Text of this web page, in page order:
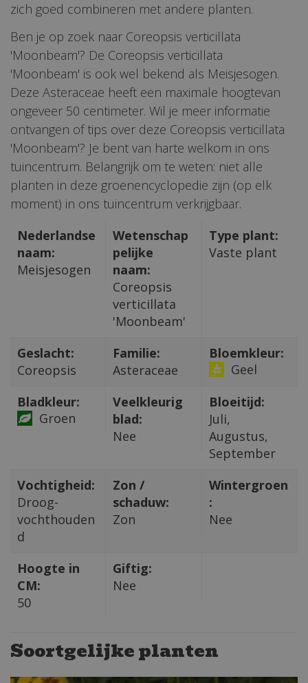
zich goed combineren met andere planten.
Ben je op zoek naar Coreopsis verticillata
'Moonbeam'? De Coreopsis verticillata
'Moonbeam' is ook wel bekend als Meisjesogen.
Deze Asteraceae heeft een maximale hoogtevan
ongeveer 50 centimeter. Wil je meer informatie
ontvangen of tips over deze Coreopsis verticillata
'Moonbeam'? Je bent van harte welkom in ons
tuincentrum. Belangrijk om te weten: niet alle
planten in deze groenencyclopedie zijn (op elk
moment) in ons tuincentrum verkrijgbaar.
Nederlandse
naam:
Meisjesogen
Wetenschap
pelijke
naam:
Coreopsis
verticillata
'Moonbeam'
Type plant:
Vaste plant
Geslacht:
Coreopsis
Familie:
Asteraceae
Bloemkleur:
Geel
Bladkleur:
Groen
Veelkleurig
blad:
Nee
Bloeitijd:
Juli,
Augustus,
September
Vochtigheid:
Droog-
vochthouden
d
Zon /
schaduw:
Zon
Wintergroen
:
Nee
Hoogte in
CM:
50
Giftig:
Nee
Soortgelijke planten